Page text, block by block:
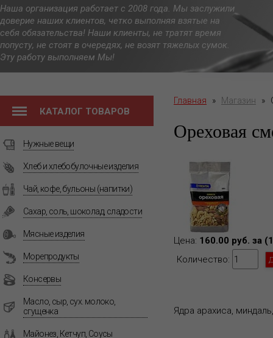
Наша организация работает с 2008 года. Мы заслужили
доверие наших клиентов, четко выполняя взятые на
себя обязательства! Наши клиенты, не тратят время
попусту, не стоят в очередях, не возят тяжелых сумок.
Эту работу выполняем Мы!
КАТАЛОГ ТОВАРОВ
Нужные вещи
Хлеб и хлебобулочные изделия
Чай, кофе, бульоны (напитки)
Сахар, соль, шоколад, сладости
Мясные изделия
Морепродукты
Консервы
Масло, сыр, сух. молоко,
сгущенка
Майонез, Кетчуп, Соусы
Главная » Магазин »
Ореховая
Цена: 160.00 руб. за
Количество:
Ядра арахиса,